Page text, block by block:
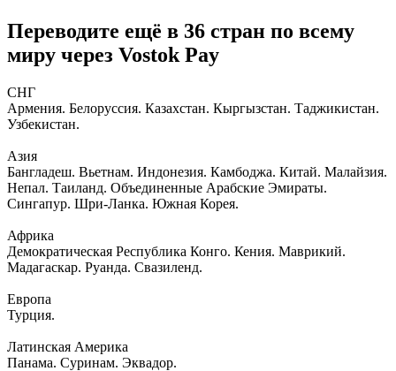
Переводите ещё в 36 стран по всему
миру через Vostok Pay
СНГ
Армения. Белоруссия. Казахстан. Кыргызстан. Таджикистан.
Узбекистан.
Азия
Бангладеш. Вьетнам. Индонезия. Камбоджа. Китай. Малайзия.
Непал. Таиланд. Объединенные Арабские Эмираты.
Сингапур. Шри-Ланка. Южная Корея.
Африка
Демократическая Республика Конго. Кения. Маврикий.
Мадагаскар. Руанда. Свазиленд.
Европа
Турция.
Латинская Америка
Панама. Суринам. Эквадор.